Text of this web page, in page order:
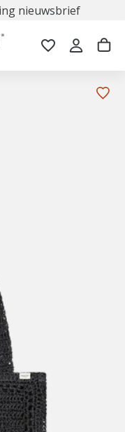
nieuwsbrief